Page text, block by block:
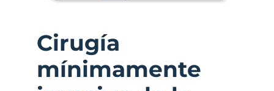
Cirugía
mínimamente